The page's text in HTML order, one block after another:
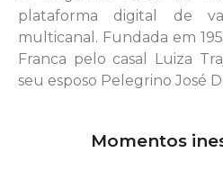
plataforma digital de
multicanal. Fundada em
Franca pelo casal Luiza
seu esposo Pelegrino José
Momentos